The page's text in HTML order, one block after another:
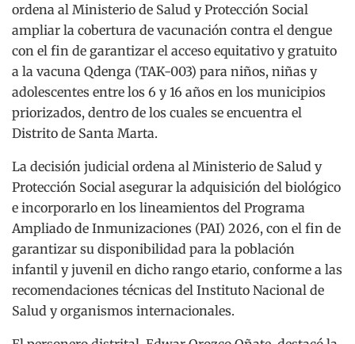
ordena al Ministerio de Salud y Protección Social
ampliar la cobertura de vacunación contra el dengue
con el fin de garantizar el acceso equitativo y gratuito
a la vacuna Qdenga (TAK-003) para niños, niñas y
adolescentes entre los 6 y 16 años en los municipios
priorizados, dentro de los cuales se encuentra el
Distrito de Santa Marta.
La decisión judicial ordena al Ministerio de Salud y
Protección Social asegurar la adquisición del biológico
e incorporarlo en los lineamientos del Programa
Ampliado de Inmunizaciones (PAI) 2026, con el fin de
garantizar su disponibilidad para la población
infantil y juvenil en dicho rango etario, conforme a las
recomendaciones técnicas del Instituto Nacional de
Salud y organismos internacionales.